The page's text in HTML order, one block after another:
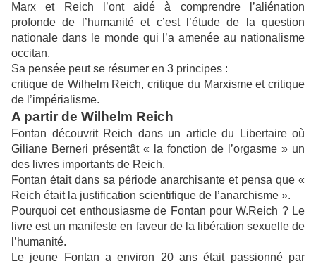
Marx et Reich l’ont aidé à comprendre l’aliénation
profonde de l’humanité et c’est l’étude de la question
nationale dans le monde qui l’a amenée au nationalisme
occitan.
Sa pensée peut se résumer en 3 principes :
critique de Wilhelm Reich, critique du Marxisme et critique
de l’impérialisme.
A partir de Wilhelm Reich
Fontan découvrit Reich dans un article du Libertaire où
Giliane Berneri présentât « la fonction de l’orgasme » un
des livres importants de Reich.
Fontan était dans sa période anarchisante et pensa que «
Reich était la justification scientifique de l’anarchisme ».
Pourquoi cet enthousiasme de Fontan pour W.Reich ? Le
livre est un manifeste en faveur de la libération sexuelle de
l’humanité.
Le jeune Fontan a environ 20 ans était passionné par